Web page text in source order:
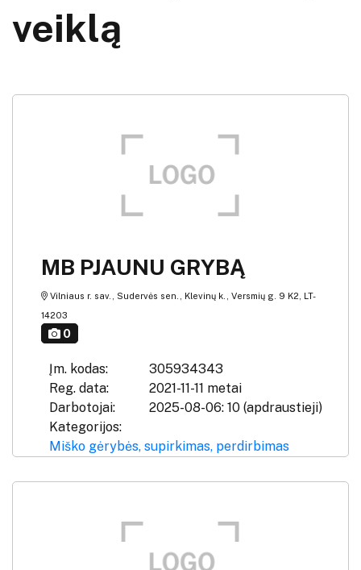
veiklą
MB PJAUNU GRYBĄ
Vilniaus r. sav., Sudervės sen., Klevinų k., Versmių g. 9 K2, LT-
14203
0
Įm. kodas:
305934343
Reg. data:
2021-11-11 metai
Darbotojai:
2025-08-06: 10 (apdraustieji)
Kategorijos:
Miško gėrybės, supirkimas, perdirbimas